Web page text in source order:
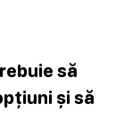
să
și să